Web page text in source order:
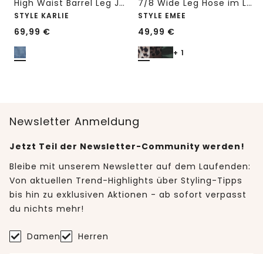
High Waist Barrel Leg Jeans im Loose Fit
STYLE KARLIE
69,99 €
7/8 Wide Leg Hose im Loose Fit mit Print
STYLE EMEE
49,99 €
+ 1
Newsletter Anmeldung
Jetzt Teil der Newsletter-Community werden!
Bleibe mit unserem Newsletter auf dem Laufenden:
Von aktuellen Trend-Highlights über Styling-Tipps
bis hin zu exklusiven Aktionen - ab sofort verpasst
du nichts mehr!
Damen Herren